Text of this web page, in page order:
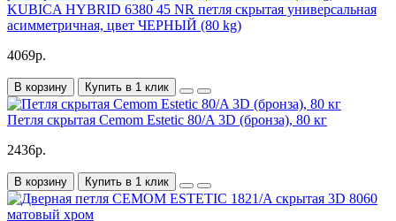
KUBICA HYBRID 6380 45 NR петля скрытая универсальная
асимметричная, цвет ЧЕРНЫЙ (80 kg)
4069р.
В корзину Купить в 1 клик
Петля скрытая Cemom Estetic 80/A 3D (бронза), 80 кг
2436р.
В корзину Купить в 1 клик